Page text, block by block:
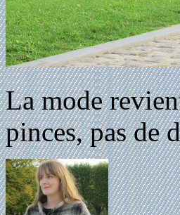
La mode
pinces, pas de